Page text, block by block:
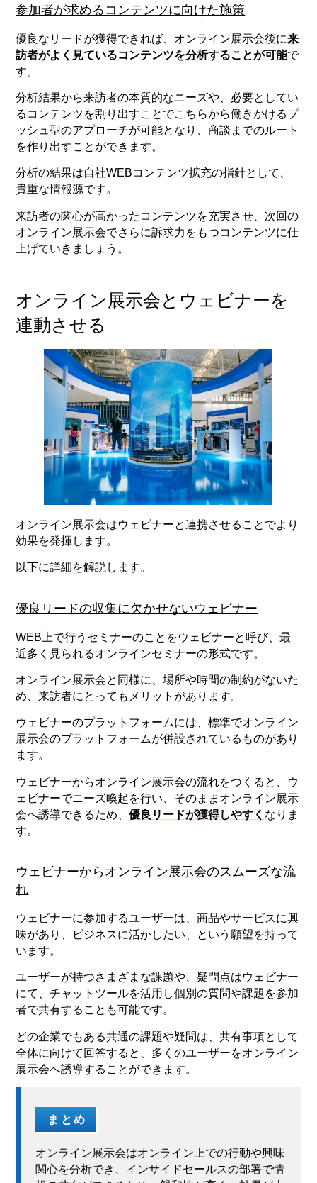
参加者が求めるコンテンツに向けた施策
優良なリードが獲得できれば、オンライン展示会後に来
訪者がよく見ているコンテンツを分析することが可能で
す。
分析結果から来訪者の本質的なニーズや、必要としてい
るコンテンツを割り出すことでこちらから働きかけるプ
ッシュ型のアプローチが可能となり、商談までのルート
を作り出すことができます。
分析の結果は自社WEBコンテンツ拡充の指針として、
貴重な情報源です。
来訪者の関心が高かったコンテンツを充実させ、次回の
オンライン展示会でさらに訴求力をもつコンテンツに仕
上げていきましょう。
オンライン展示会とウェビナーを
連動させる
オンライン展示会はウェビナーと連携させることでより
効果を発揮します。
以下に詳細を解説します。
優良リードの収集に欠かせないウェビナー
WEB上で行うセミナーのことをウェビナーと呼び、最
近多く見られるオンラインセミナーの形式です。
オンライン展示会と同様に、場所や時間の制約がないた
め、来訪者にとってもメリットがあります。
ウェビナーのプラットフォームには、標準でオンライン
展示会のプラットフォームが併設されているものがあり
ます。
ウェビナーからオンライン展示会の流れをつくると、ウ
ェビナーでニーズ喚起を行い、そのままオンライン展示
会へ誘導できるため、優良リードが獲得しやすく なりま
す。
ウェビナーからオンライン展示会のスムーズな流
れ
ウェビナーに参加するユーザーは、商品やサービスに興
味があり、ビジネスに活かしたい、という願望を持って
います。
ユーザーが持つさまざまな課題や、疑問点はウェビナー
にて、チャットツールを活用し個別の質問や課題を参加
者で共有することも可能です。
どの企業でもある共通の課題や疑問は、共有事項として
全体に向けて回答すると、多くのユーザーをオンライン
展示会へ誘導することができます。
まとめ
オンライン展示会はオンライン上での行動や興味
関心を分析でき、インサイドセールスの部署で情